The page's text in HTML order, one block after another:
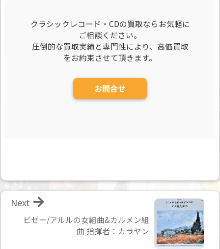
クラシックレコード・CDの買取ならお気軽に
ご相談ください。
圧倒的な買取実績と専門性により、高価買取
をお約束させて頂きます。
お問合せ
ビゼー/アルルの女組曲&カルメン組
曲 指揮者：カラヤン
Next